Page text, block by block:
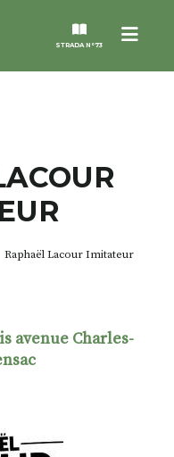
Menu
STRADA N°73
Raphaël Lacour Imitateur
avenue Charles-